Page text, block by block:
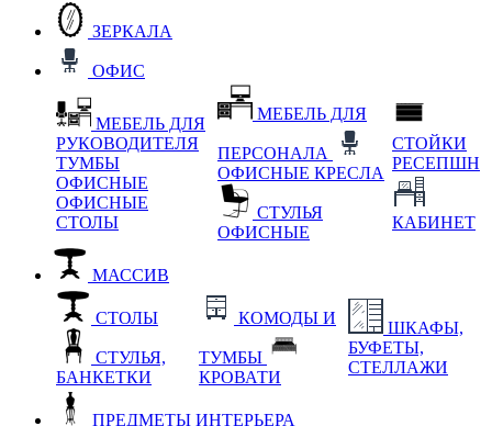
ЗЕРКАЛА
ОФИС
МЕБЕЛЬ ДЛЯ
РУКОВОДИТЕЛЯ
ТУМБЫ
ОФИСНЫЕ
ОФИСНЫЕ
СТОЛЫ
МЕБЕЛЬ ДЛЯ
ПЕРСОНАЛА
ОФИСНЫЕ КРЕСЛА
СТУЛЬЯ
ОФИСНЫЕ
СТОЙКИ
РЕСЕПШН
КАБИНЕТ
МАССИВ
СТОЛЫ
СТУЛЬЯ,
БАНКЕТКИ
КОМОДЫ И
ТУМБЫ
КРОВАТИ
ШКАФЫ,
БУФЕТЫ,
СТЕЛЛАЖИ
ПРЕДМЕТЫ ИНТЕРЬЕРА